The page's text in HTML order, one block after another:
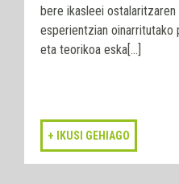
bere ikasleei
esperientzian oinarritutako
eta teorikoa eska[...]